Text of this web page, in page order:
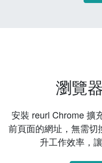
瀏覽
安裝 reurl Chrome 擴
前頁面的網址，無需
升工作效率，